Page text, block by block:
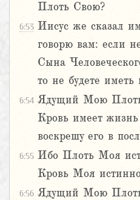
Плоть Свою?
6:53 Иисус же сказал
говорю вам: если
Сына
то не будете
6:54 Ядущий Мою
Кровь имеет
воскрешу его в
6:55 Ибо Плоть Моя
Кровь Моя
6:56 Ядущий Мою